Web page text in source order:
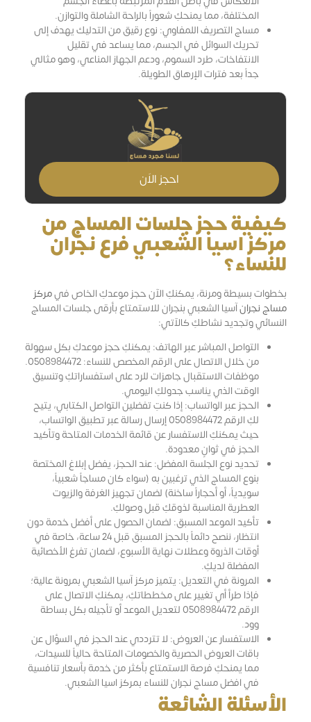
المختلفة، مما يمنحكِ شعوراً بالراحة الشاملة والتوازن.
مساج التصريف اللمفاوي: نوع رقيق من التدليك يهدف إلى
تحريك السوائل في الجسم، مما يساعد في تقليل
الانتفاخات، طرد السموم، ودعم الجهاز المناعي، وهو مثالي
جداً بعد فترات الإرهاق الطويلة.
احجز الاَن
كيفية حجز جلسات المساج من
مركز اسيا الشعبي فرع نجران
للنساء؟
بخطوات بسيطة ومرنة، يمكنكِ الآن حجز موعدكِ الخاص فيمركز
مساج نجرانآسيا الشعبي بنجران للاستمتاع بأرقى جلسات المساج
النسائي وتجديد نشاطكِ كالآتي:
التواصل المباشر عبر الهاتف: يمكنكِ حجز موعدكِ بكل سهولة
من خلال الاتصال على الرقم المخصص للنساء: 0508984472.
موظفات الاستقبال جاهزات للرد على استفساراتكِ وتنسيق
الوقت الذي يناسب جدولكِ اليومي.
الحجز عبر الواتساب: إذا كنتِ تفضلين التواصل الكتابي، يتيح
لكِ الرقم 0508984472 إرسال رسالة عبر تطبيق الواتساب،
حيث يمكنكِ الاستفسار عن قائمة الخدمات المتاحة وتأكيد
الحجز في ثوانٍ معدودة.
تحديد نوع الجلسة المفضل: عند الحجز، يفضل إبلاغ المختصة
بنوع المساج الذي ترغبين به (سواء كان مساجاً شعبياً،
سويدياً، أو أحجاراً ساخنة) لضمان تجهيز الغرفة والزيوت
العطرية المناسبة لذوقكِ قبل وصولكِ.
تأكيد الموعد المسبق: لضمان الحصول على أفضل خدمة دون
انتظار، ننصح دائماً بالحجز المسبق قبل 24 ساعة، خاصة في
أوقات الذروة وعطلات نهاية الأسبوع، لضمان تفرغ الأخصائية
المفضلة لديكِ.
المرونة في التعديل: يتميز مركز آسيا الشعبي بمرونة عالية؛
فإذا طرأ أي تغيير على مخططاتكِ، يمكنكِ الاتصال على
الرقم 0508984472 لتعديل الموعد أو تأجيله بكل بساطة
وود.
الاستفسار عن العروض: لا تترددي عند الحجز في السؤال عن
باقات العروض الحصرية والخصومات المتاحة حالياً للسيدات،
مما يمنحكِ فرصة الاستمتاع بأكثر من خدمة بأسعار تنافسية
في افضل مساج نجران للنساء بمركز اسيا الشعبي.
الأسئلة الشائعة